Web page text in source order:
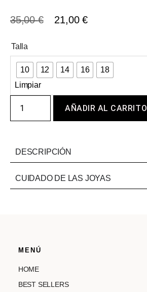
35,00€ 21,00€
Talla
10 12 14 16
18
Limpiar
AÑADIR AL CARRITO
DESCRIPCIÓN
CUIDADO DE LAS JOYAS
MENÚ
HOME
BEST SELLERS